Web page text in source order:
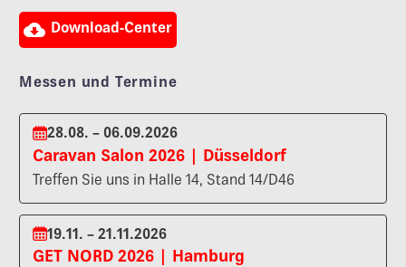
 Download-Center
Messen und Termine
28.08. – 06.09.2026
Caravan Salon 2026 | Düsseldorf
Treffen Sie uns in Halle 14, Stand 14/D46
19.11. – 21.11.2026
GET NORD 2026 | Hamburg